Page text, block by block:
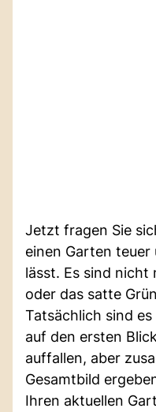
Jetzt fragen Sie
einen Garten teuer
lässt. Es sind nicht
oder das satte
Tatsächlich sind
auf den ersten
auffallen, aber
Gesamtbild
Ihren aktuellen